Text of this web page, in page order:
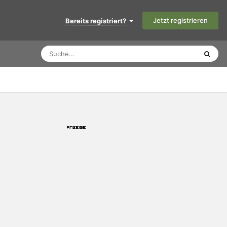
Bereits registriert? Jetzt registrieren